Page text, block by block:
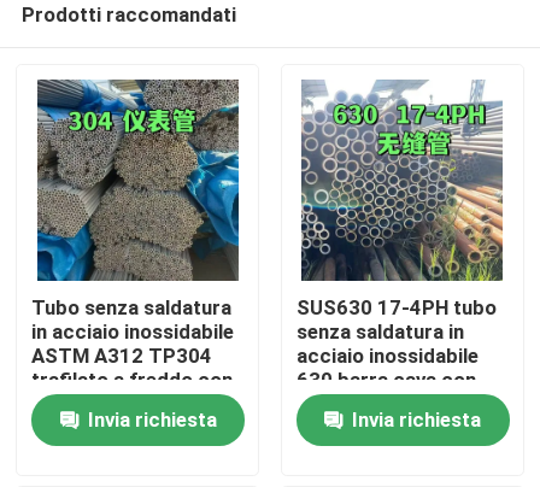
Casa.
Prodotti
Video
Prodotti raccomandati
Tubo senza saldatura
in acciaio inossidabile
ASTM A312 TP304
trafilato a freddo con
trattamento
superficiale di
decapaggio OD 6-
Invia richiesta
SUS630 17-4PH tubo
senza saldatura in
acciaio inossidabile
630 barra cava con
tecnica a freddo
Invia richiesta